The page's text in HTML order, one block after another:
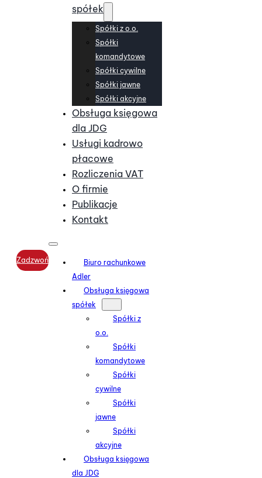
Zadzwoń
spółek
Spółki z o.o.
Spółki
komandytowe
Spółki cywilne
Spółki jawne
Spółki akcyjne
Obsługa księgowa
dla JDG
Usługi kadrowo
płacowe
Rozliczenia VAT
O firmie
Publikacje
Kontakt
Biuro rachunkowe
Adler
Obsługa księgowa
spółek
Spółki z
o.o.
Spółki
komandytowe
Spółki
cywilne
Spółki
jawne
Spółki
akcyjne
Obsługa księgowa
dla JDG